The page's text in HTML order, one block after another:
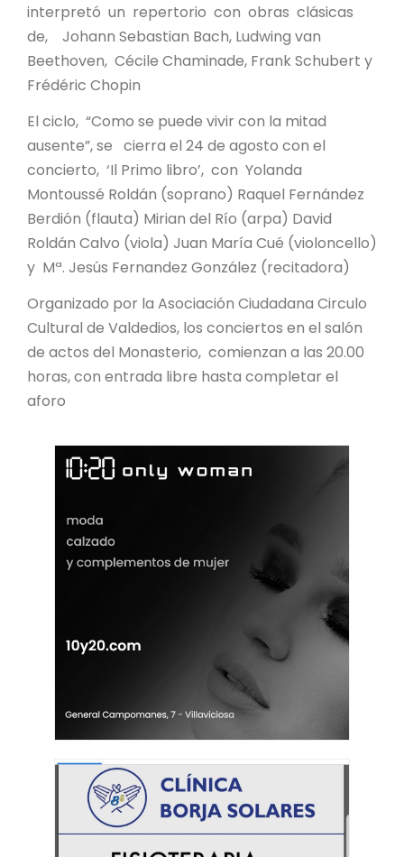
interpretó un repertorio con obras clásicas
de, Johann Sebastian Bach, Ludwing van
Beethoven, Cécile Chaminade, Frank Schubert y
Frédéric Chopin
El ciclo, “Como se puede vivir con la mitad
ausente”, se cierra el 24 de agosto con el
concierto, ‘Il Primo libro’, con Yolanda
Montoussé Roldán (soprano) Raquel Fernández
Berdión (flauta) Mirian del Río (arpa) David
Roldán Calvo (viola) Juan María Cué (violoncello)
y Mª. Jesús Fernandez González (recitadora)
Organizado por la Asociación Ciudadana Circulo
Cultural de Valdedios, los conciertos en el salón
de actos del Monasterio, comienzan a las 20.00
horas, con entrada libre hasta completar el
aforo